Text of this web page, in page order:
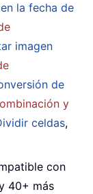
la fecha de
imagen
de
y
celdas,
con
40+ más